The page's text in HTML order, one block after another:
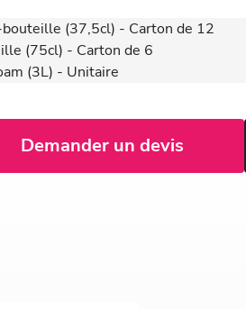
(37,5cl) - Carton de 12
(75cl) - Carton de 6
(3L) - Unitaire
Demander un devis